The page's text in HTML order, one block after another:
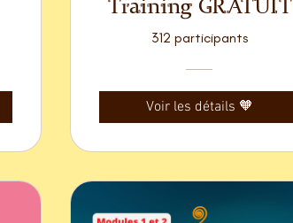
Training GRATUIT
312 participants
Voir les détails 🧡